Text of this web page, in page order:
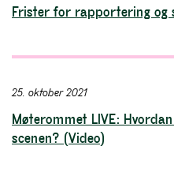
Frister for rapportering og
25. oktober 2021
Møterommet LIVE:
scenen? (Video)